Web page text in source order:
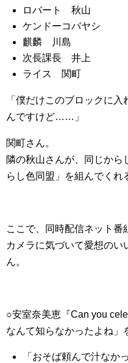
ロバート 秋山
ケンドーコバヤシ
麒麟 川島
次長課長 井上
ライス 関町
「僕だけこのブロックに
んですけど……」
関町さん。
隣の秋山さんが、同じか
らし色同盟」を組んでくれ
ここで、同時配信ネット番
カメラに気づいて愛想のい
ん。
○安室奈美恵『Can you
なんて知らなかったよね」
「おそば頼んで汁なか